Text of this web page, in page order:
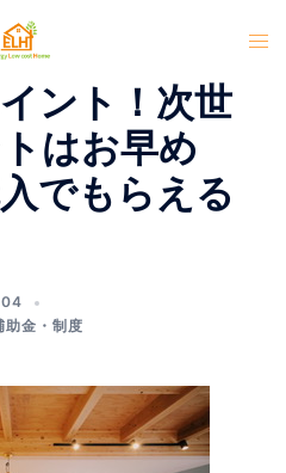
ト
ント！次世
はお早め
でもらえる
助金・制度